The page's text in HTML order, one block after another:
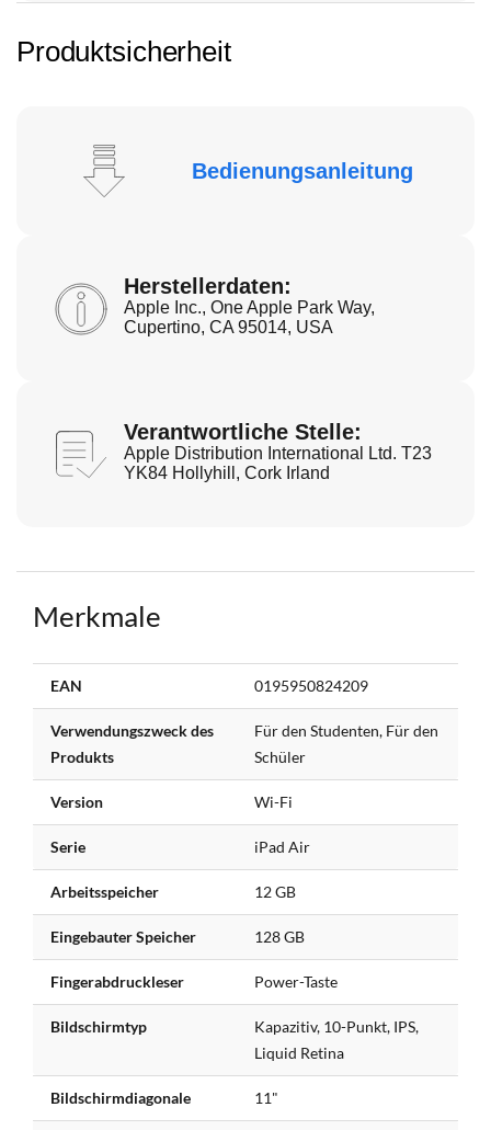
Produktsicherheit
Bedienungsanleitung
Herstellerdaten:
Apple Inc., One Apple Park Way,
Cupertino, CA 95014, USA
Verantwortliche Stelle:
Apple Distribution International Ltd. T23
YK84 Hollyhill, Cork Irland
Merkmale
EAN 0195950824209
Verwendungszweck des
Produkts
Für den Studenten, Für den
Schüler
Version Wi-Fi
Serie iPad Air
Arbeitsspeicher 12 GB
Eingebauter Speicher 128 GB
Fingerabdruckleser Power-Taste
Bildschirmtyp
Kapazitiv, 10-Punkt, IPS,
Liquid Retina
Bildschirmdiagonale 11"